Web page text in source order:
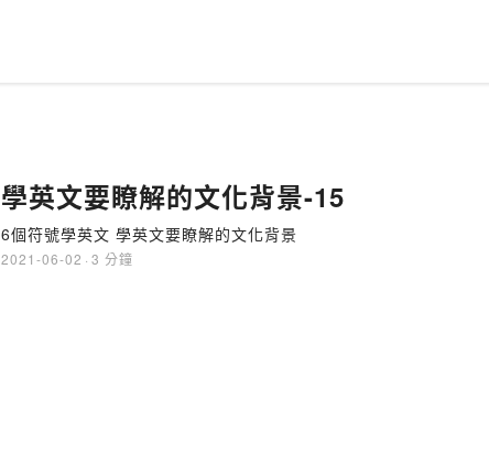
學英文要瞭解的文化背景-15
6個符號學英文 學英文要瞭解的文化背景
2021-06-02 · 3 分鐘